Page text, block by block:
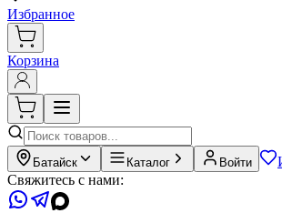
Избранное
Корзина
Батайск Каталог Войти
Свяжитесь с нами: